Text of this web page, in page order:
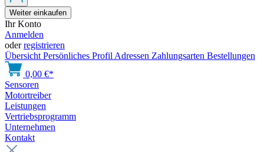
Weiter einkaufen
Ihr Konto
Anmelden
oderregistrieren
Übersicht Persönliches Profil Adressen Zahlungsarten Bestellungen
0,00 €*
Sensoren
Motortreiber
Leistungen
Vertriebsprogramm
Unternehmen
Kontakt